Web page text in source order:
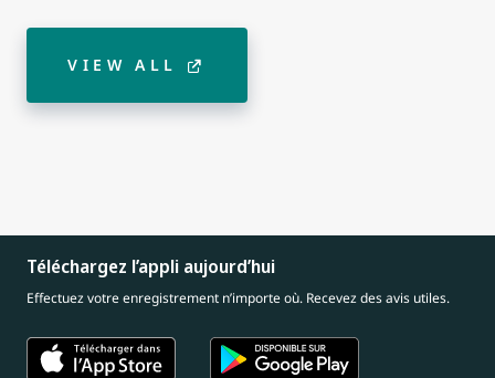
VIEW ALL
Téléchargez l’appli aujourd’hui
Effectuez votre enregistrement n’importe où. Recevez des avis utiles.